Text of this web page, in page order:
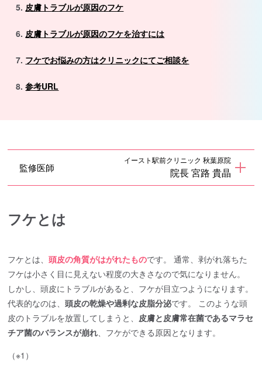
皮膚トラブルが原因のフケ
皮膚トラブルが原因のフケを治すには
フケでお悩みの方はクリニックにてご相談を
参考URL
監修医師
イースト駅前クリニック 秋葉原院
院長 宮路 貴晶
フケとは
フケとは、頭皮の角質がはがれたものです。 通常、剥がれ落ちた
フケは小さく目に見えない程度の大きさなので気になりません。
しかし、頭皮にトラブルがあると、フケが目立つようになります。
代表的なのは、頭皮の乾燥や過剰な皮脂分泌です。 このような頭
皮のトラブルを放置してしまうと、 皮膚と皮膚常在菌であるマラセ
チア菌のバランスが崩れ 、フケができる原因となります。
（※1）